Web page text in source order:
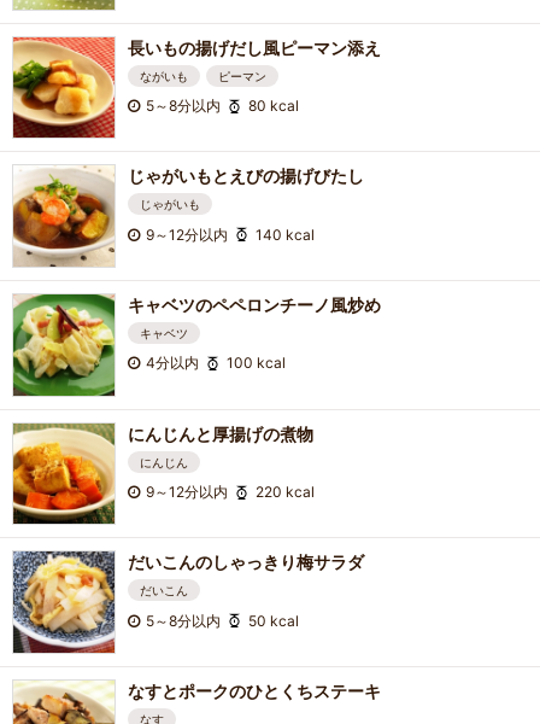
長いもの揚げだし風ピーマン添え
ながいも ピーマン
5～8分以内 80 kcal
じゃがいもとえびの揚げびたし
じゃがいも
9～12分以内 140 kcal
キャベツのペペロンチーノ風炒め
キャベツ
4分以内 100 kcal
にんじんと厚揚げの煮物
にんじん
9～12分以内 220 kcal
だいこんのしゃっきり梅サラダ
だいこん
5～8分以内 50 kcal
なすとポークのひとくちステーキ
なす